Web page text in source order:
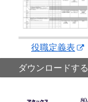
役職定義表
ダウンロードする